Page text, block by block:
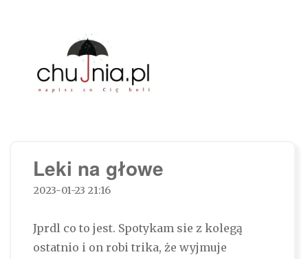
Leki na głowe
2023-01-23 21:16
Jprdl co to jest. Spotykam sie z kolegą
ostatnio i on robi trika, że wyjmuje